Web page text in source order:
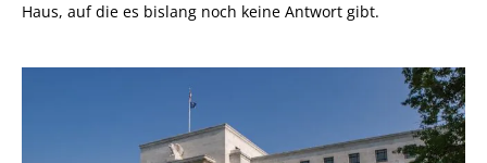
Haus, auf die es bislang noch keine Antwort gibt.